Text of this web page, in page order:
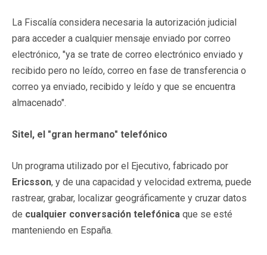
La Fiscalía considera necesaria la autorización judicial
para acceder a cualquier mensaje enviado por correo
electrónico, "ya se trate de correo electrónico enviado y
recibido pero no leído, correo en fase de transferencia o
correo ya enviado, recibido y leído y que se encuentra
almacenado".
Sitel, el "gran hermano" telefónico
Un programa utilizado por el Ejecutivo, fabricado por
Ericsson, y de una capacidad y velocidad extrema, puede
rastrear, grabar, localizar geográficamente y cruzar datos
de cualquier conversación telefónica que se esté
manteniendo en España.